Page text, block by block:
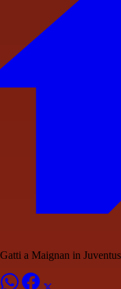
Gatti a Maignan in